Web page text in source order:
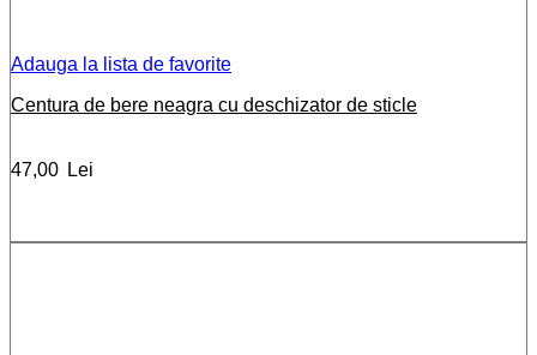
Adauga la lista de favorite
Centura de bere neagra cu deschizator de sticle
47,00 Lei